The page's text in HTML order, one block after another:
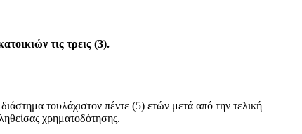
τις τρεις (3).
τουλάχιστον πέντε (5) ετών μετά από την τελική
χρηματοδότησης.